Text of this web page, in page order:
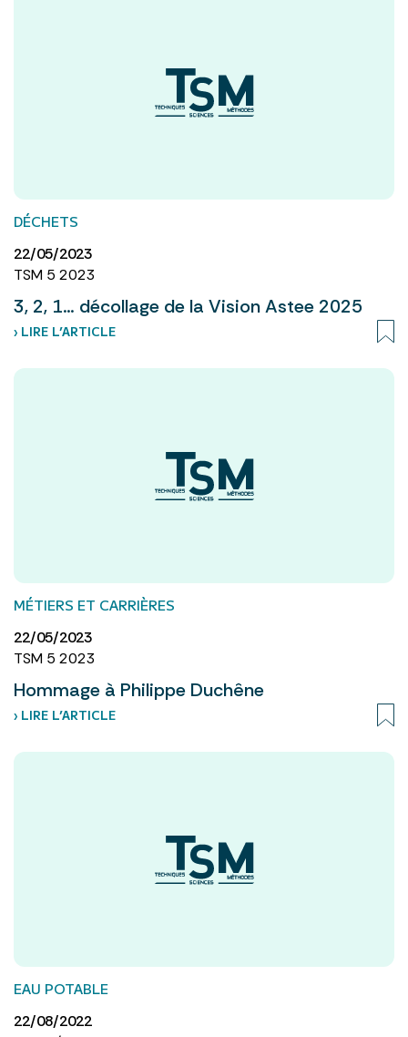
DÉCHETS
22/05/2023
TSM 5 2023
3, 2, 1… décollage de la Vision Astee 2025
› LIRE L’ARTICLE
MÉTIERS ET CARRIÈRES
22/05/2023
TSM 5 2023
Hommage à Philippe Duchêne
› LIRE L’ARTICLE
EAU POTABLE
22/08/2022